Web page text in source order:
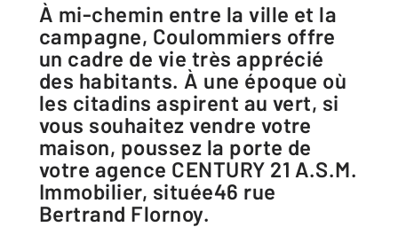
À mi-chemin entre la ville et la
campagne, Coulommiers offre
un cadre de vie très apprécié
des habitants. À une époque où
les citadins aspirent au vert, si
vous souhaitez vendre votre
maison, poussez la porte de
votre agence CENTURY 21 A.S.M.
Immobilier, située46 rue
Bertrand Flornoy.